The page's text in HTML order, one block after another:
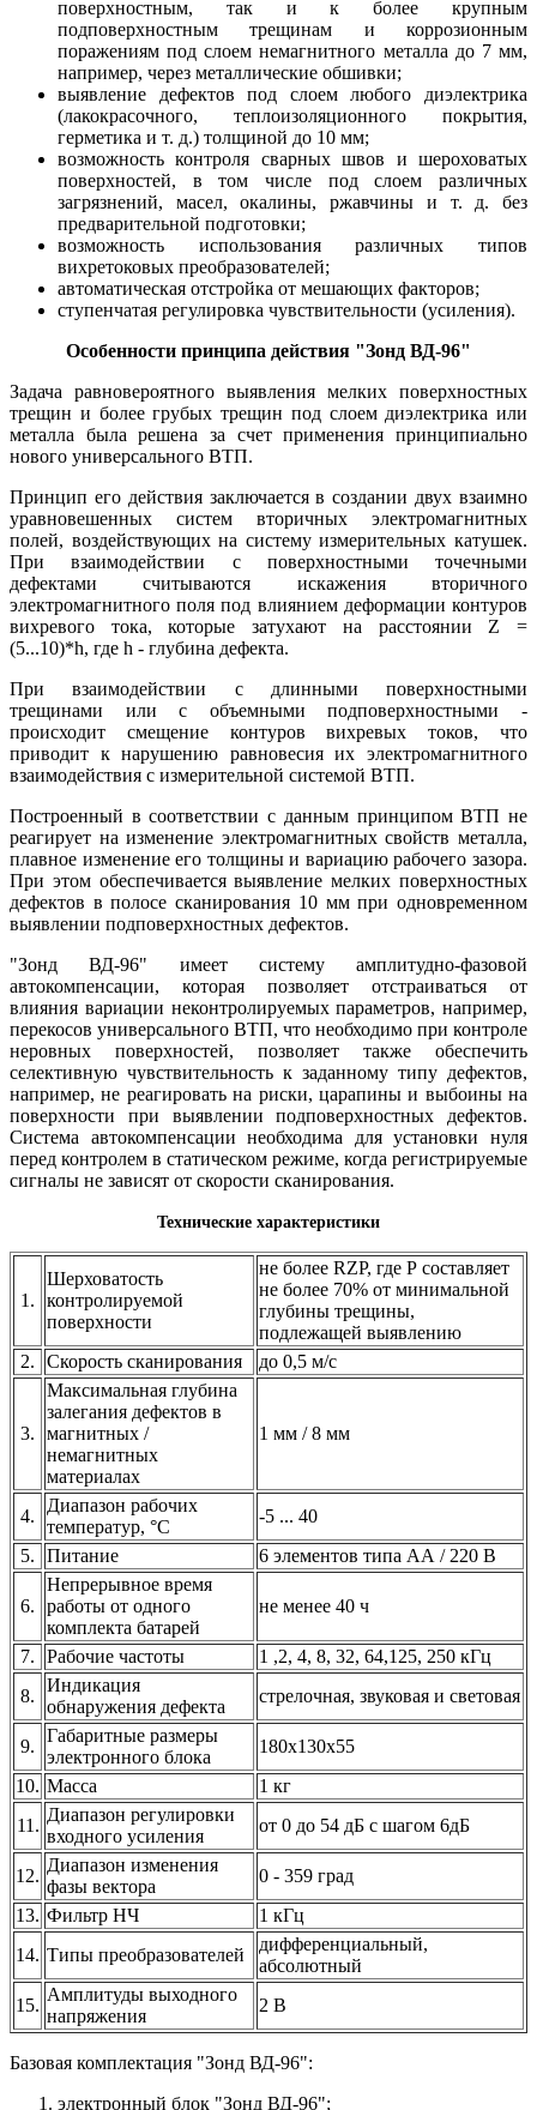
поверхностным, так и к более крупным
подповерхностным трещинам и коррозионным
поражениям под слоем немагнитного металла до 7 мм,
например, через металлические обшивки;
выявление дефектов под слоем любого диэлектрика
(лакокрасочного, теплоизоляционного покрытия,
герметика и т. д.) толщиной до 10 мм;
возможность контроля сварных швов и шероховатых
поверхностей, в том числе под слоем различных
загрязнений, масел, окалины, ржавчины и т. д. без
предварительной подготовки;
возможность использования различных типов
вихретоковых преобразователей;
автоматическая отстройка от мешающих факторов;
ступенчатая регулировка чувствительности (усиления).
Особенности принципа действия "Зонд ВД-96"
Задача равновероятного выявления мелких поверхностных
трещин и более грубых трещин под слоем диэлектрика или
металла была решена за счет применения принципиально
нового универсального ВТП.
Принцип его действия заключается в создании двух взаимно
уравновешенных систем вторичных электромагнитных
полей, воздействующих на систему измерительных катушек.
При взаимодействии с поверхностными точечными
дефектами считываются искажения вторичного
электромагнитного поля под влиянием деформации контуров
вихревого тока, которые затухают на расстоянии Z =
(5...10)*h, где h - глубина дефекта.
При взаимодействии с длинными поверхностными
трещинами или с объемными подповерхностными -
происходит смещение контуров вихревых токов, что
приводит к нарушению равновесия их электромагнитного
взаимодействия с измерительной системой ВТП.
Построенный в соответствии с данным принципом ВТП не
реагирует на изменение электромагнитных свойств металла,
плавное изменение его толщины и вариацию рабочего зазора.
При этом обеспечивается выявление мелких поверхностных
дефектов в полосе сканирования 10 мм при одновременном
выявлении подповерхностных дефектов.
"Зонд ВД-96" имеет систему амплитудно-фазовой
автокомпенсации, которая позволяет отстраиваться от
влияния вариации неконтролируемых параметров, например,
перекосов универсального ВТП, что необходимо при контроле
неровных поверхностей, позволяет также обеспечить
селективную чувствительность к заданному типу дефектов,
например, не реагировать на риски, царапины и выбоины на
поверхности при выявлении подповерхностных дефектов.
Система автокомпенсации необходима для установки нуля
перед контролем в статическом режиме, когда регистрируемые
сигналы не зависят от скорости сканирования.
Технические характеристики
1.
Шерховатость
контролируемой
поверхности
не более RZP, где Р составляет
не более 70% от минимальной
глубины трещины,
подлежащей выявлению
2.
Скорость сканирования до 0,5 м/с
3.
Максимальная глубина
залегания дефектов в
магнитных /
немагнитных
материалах
1 мм / 8 мм
4.
Диапазон рабочих
температур, °С
-5 ... 40
5.
Питание 6 элементов типа АА / 220 В
6.
Непрерывное время
работы от одного
комплекта батарей
не менее 40 ч
7. Рабочие частоты
1 ,2, 4, 8, 32, 64,125, 250 кГц
8.
Индикация
обнаружения дефекта
стрелочная, звуковая и световая
9.
Габаритные размеры
электронного блока
180х130х55
10. Масса
1 кг
11.
Диапазон регулировки
входного усиления
от 0 до 54 дБ с шагом 6дБ
12.
Диапазон изменения
фазы вектора
0 - 359 град
13. Фильтр НЧ
1 кГц
14. Типы преобразователей
дифференциальный,
абсолютный
15.
Амплитуды выходного
напряжения
2 В
Базовая комплектация "Зонд ВД-96":
электронный блок "Зонд ВД-96";